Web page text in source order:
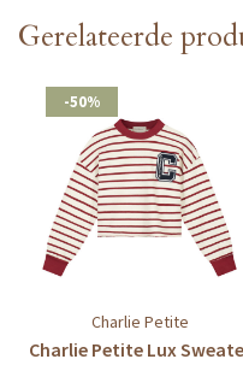
Gerelateerde
-50%
Charlie Petite
Charlie Petite Lux